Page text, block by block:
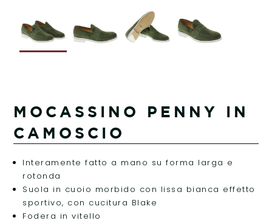
MOCASSINO PENNY IN
CAMOSCIO
Interamente fatto a mano su forma larga e
rotonda
Suola in cuoio morbido con lissa bianca effetto
sportivo, con cucitura Blake
Fodera in vitello